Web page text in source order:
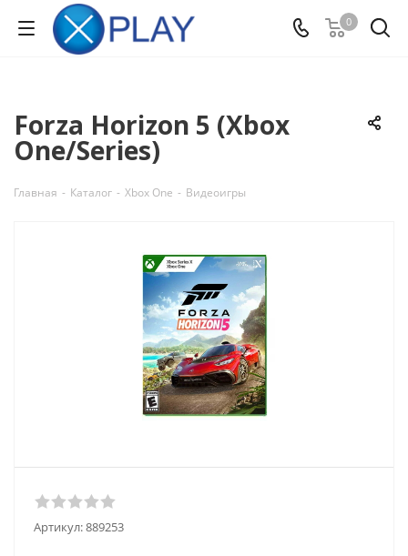
0
Forza Horizon 5 (Xbox
One/Series)
Главная - Каталог - Xbox One - Видеоигры
Артикул:889253